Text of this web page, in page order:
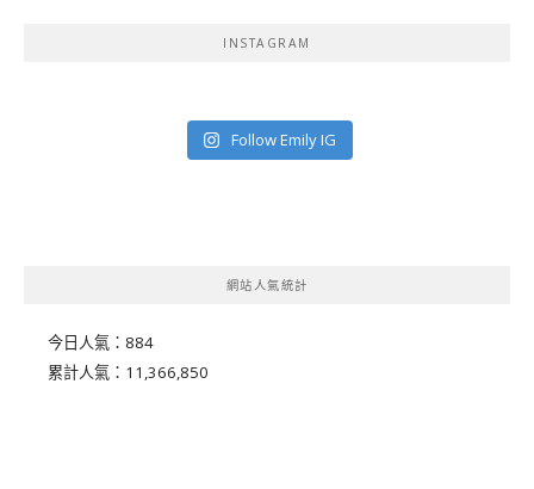
INSTAGRAM
Follow Emily IG
網站人氣統計
今日人氣： 884
累計人氣： 11,366,850